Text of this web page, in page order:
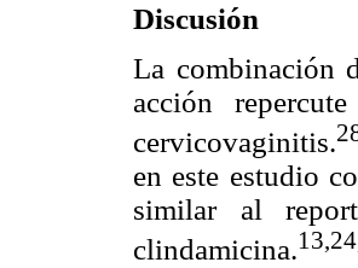
Discusión
La combinación
acción
cervicovaginitis.
en este estudio
similar al
clindamicina.